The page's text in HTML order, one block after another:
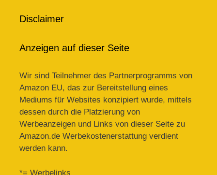
Disclaimer
Anzeigen auf dieser Seite
Wir sind Teilnehmer des Partnerprogramms von
Amazon EU, das zur Bereitstellung eines
Mediums für Websites konzipiert wurde, mittels
dessen durch die Platzierung von
Werbeanzeigen und Links von dieser Seite zu
Amazon.de Werbekostenerstattung verdient
werden kann.
*= Werbelinks